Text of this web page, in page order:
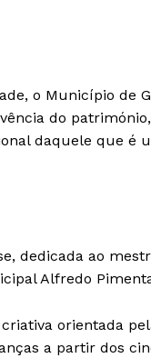
Edição
Europa
Grande
o Município de
do
daquele que é
dedicada ao
Alfredo
orientada
a partir dos